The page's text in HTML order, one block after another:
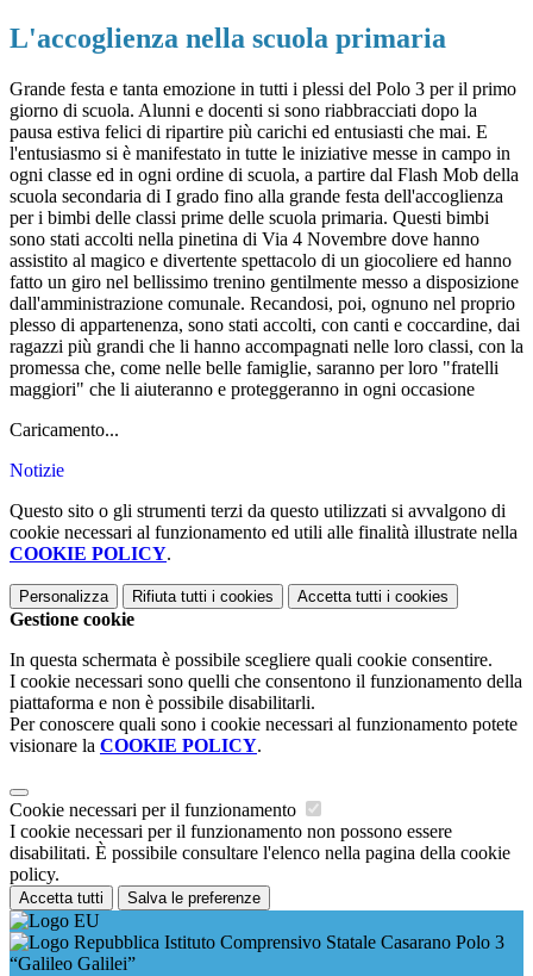
L'accoglienza nella scuola primaria
Grande festa e tanta emozione in tutti i plessi del Polo 3 per il primo
giorno di scuola. Alunni e docenti si sono riabbracciati dopo la
pausa estiva felici di ripartire più carichi ed entusiasti che mai. E
l'entusiasmo si è manifestato in tutte le iniziative messe in campo in
ogni classe ed in ogni ordine di scuola, a partire dal Flash Mob della
scuola secondaria di I grado fino alla grande festa dell'accoglienza
per i bimbi delle classi prime delle scuola primaria. Questi bimbi
sono stati accolti nella pinetina di Via 4 Novembre dove hanno
assistito al magico e divertente spettacolo di un giocoliere ed hanno
fatto un giro nel bellissimo trenino gentilmente messo a disposizione
dall'amministrazione comunale. Recandosi, poi, ognuno nel proprio
plesso di appartenenza, sono stati accolti, con canti e coccardine, dai
ragazzi più grandi che li hanno accompagnati nelle loro classi, con la
promessa che, come nelle belle famiglie, saranno per loro "fratelli
maggiori" che li aiuteranno e proteggeranno in ogni occasione
Caricamento...
Notizie
Questo sito o gli strumenti terzi da questo utilizzati si avvalgono di
cookie necessari al funzionamento ed utili alle finalità illustrate nella
COOKIE POLICY.
Personalizza Rifiuta tutti i cookies Accetta tutti i cookies
Gestione cookie
In questa schermata è possibile scegliere quali cookie consentire.
I cookie necessari sono quelli che consentono il funzionamento della
piattaforma e non è possibile disabilitarli.
Per conoscere quali sono i cookie necessari al funzionamento potete
visionare la COOKIE POLICY.
Cookie necessari per il funzionamento
I cookie necessari per il funzionamento non possono essere
disabilitati. È possibile consultare l'elenco nella pagina della cookie
policy.
Accetta tutti Salva le preferenze
Istituto Comprensivo Statale Casarano Polo 3
“Galileo Galilei”